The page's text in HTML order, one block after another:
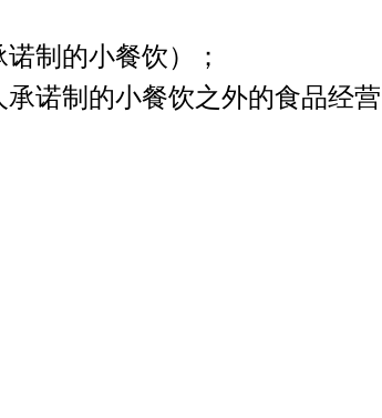
制的小餐饮）；
诺制的小餐饮之外的食品经营